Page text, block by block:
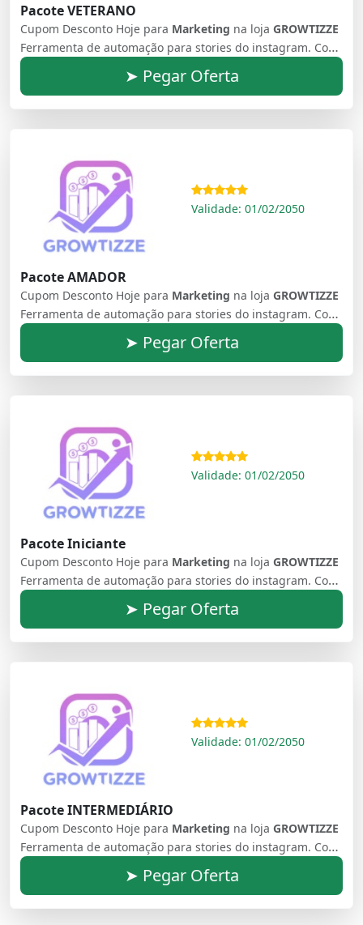
Pacote VETERANO
Cupom Desconto Hoje para Marketing na loja GROWTIZZE
Ferramenta de automação para stories do instagram. Como Aumentar o Número de Seguidores no Instagram e Aumentar Autoridade
➤ Pegar Oferta
Validade: 01/02/2050
Pacote AMADOR
Cupom Desconto Hoje para Marketing na loja GROWTIZZE
Ferramenta de automação para stories do instagram. Como Aumentar o Número de Seguidores no Instagram e Aumentar Autoridade
➤ Pegar Oferta
Validade: 01/02/2050
Pacote Iniciante
Cupom Desconto Hoje para Marketing na loja GROWTIZZE
Ferramenta de automação para stories do instagram. Como Aumentar o Número de Seguidores no Instagram e Aumentar Autoridade
➤ Pegar Oferta
Validade: 01/02/2050
Pacote INTERMEDIÁRIO
Cupom Desconto Hoje para Marketing na loja GROWTIZZE
Ferramenta de automação para stories do instagram. Como Aumentar o Número de Seguidores no Instagram e Aumentar Autoridade
➤ Pegar Oferta